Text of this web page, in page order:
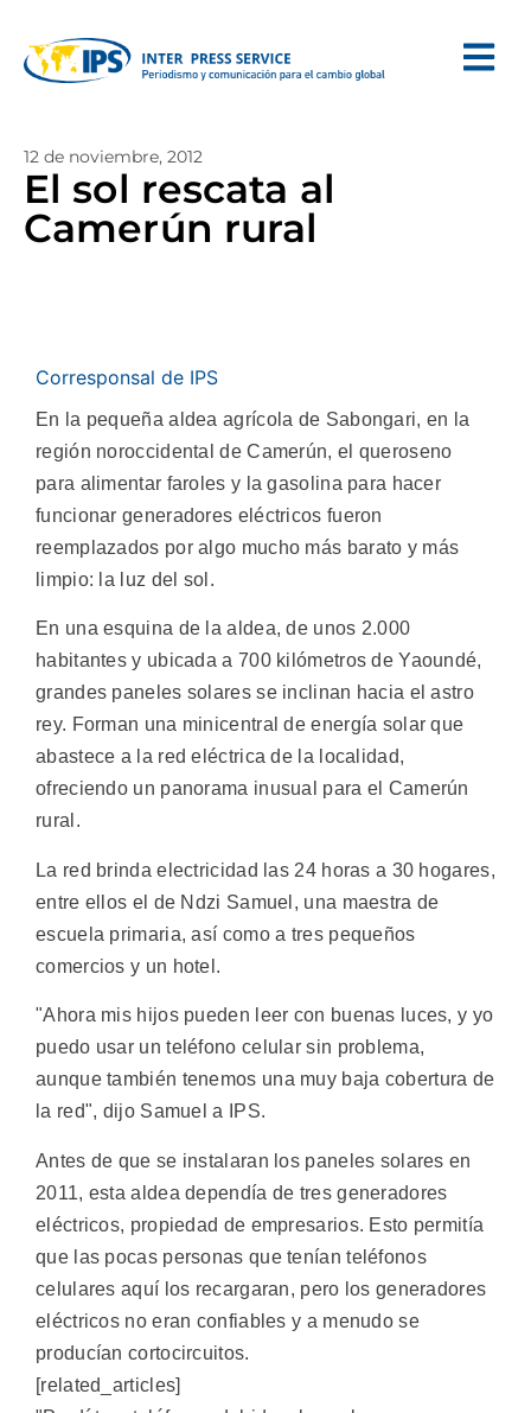
12 de noviembre, 2012
El sol rescata al
Camerún rural
Corresponsal de IPS
En la pequeña aldea agrícola de Sabongari, en la
región noroccidental de Camerún, el queroseno
para alimentar faroles y la gasolina para hacer
funcionar generadores eléctricos fueron
reemplazados por algo mucho más barato y más
limpio: la luz del sol.
En una esquina de la aldea, de unos 2.000
habitantes y ubicada a 700 kilómetros de Yaoundé,
grandes paneles solares se inclinan hacia el astro
rey. Forman una minicentral de energía solar que
abastece a la red eléctrica de la localidad,
ofreciendo un panorama inusual para el Camerún
rural.
La red brinda electricidad las 24 horas a 30 hogares,
entre ellos el de Ndzi Samuel, una maestra de
escuela primaria, así como a tres pequeños
comercios y un hotel.
"Ahora mis hijos pueden leer con buenas luces, y yo
puedo usar un teléfono celular sin problema,
aunque también tenemos una muy baja cobertura de
la red", dijo Samuel a IPS.
Antes de que se instalaran los paneles solares en
2011, esta aldea dependía de tres generadores
eléctricos, propiedad de empresarios. Esto permitía
que las pocas personas que tenían teléfonos
celulares aquí los recargaran, pero los generadores
eléctricos no eran confiables y a menudo se
producían cortocircuitos.
[related_articles]